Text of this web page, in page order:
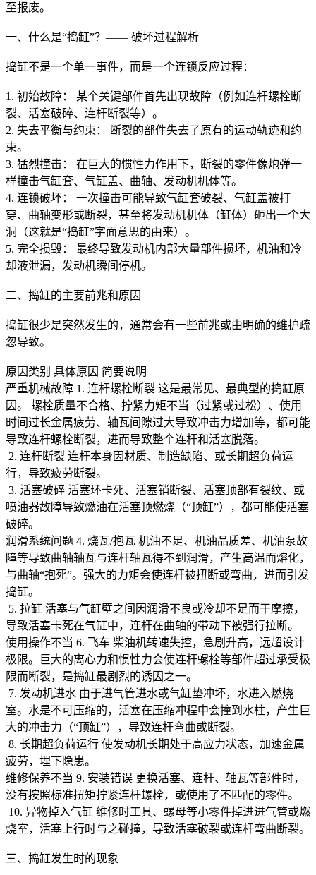
至报废。
一、什么是“捣缸”？—— 破坏过程解析
捣缸不是一个单一事件，而是一个连锁反应过程：
1. 初始故障： 某个关键部件首先出现故障（例如连杆螺栓断
裂、活塞破碎、连杆断裂等）。
2. 失去平衡与约束： 断裂的部件失去了原有的运动轨迹和约
束。
3. 猛烈撞击： 在巨大的惯性力作用下，断裂的零件像炮弹一
样撞击气缸套、气缸盖、曲轴、发动机机体等。
4. 连锁破坏： 一次撞击可能导致气缸套破裂、气缸盖被打
穿、曲轴变形或断裂，甚至将发动机机体（缸体）砸出一个大
洞（这就是“捣缸”字面意思的由来）。
5. 完全损毁： 最终导致发动机内部大量部件损坏，机油和冷
却液泄漏，发动机瞬间停机。
二、捣缸的主要前兆和原因
捣缸很少是突然发生的，通常会有一些前兆或由明确的维护疏
忽导致。
原因类别 具体原因 简要说明
严重机械故障 1. 连杆螺栓断裂 这是最常见、最典型的捣缸原
因。 螺栓质量不合格、拧紧力矩不当（过紧或过松）、使用
时间过长金属疲劳、轴瓦间隙过大导致冲击力增加等，都可能
导致连杆螺栓断裂，进而导致整个连杆和活塞脱落。
2. 连杆断裂 连杆本身因材质、制造缺陷、或长期超负荷运
行，导致疲劳断裂。
3. 活塞破碎 活塞环卡死、活塞销断裂、活塞顶部有裂纹、或
喷油器故障导致燃油在活塞顶燃烧（“顶缸”），都可能使活塞
破碎。
润滑系统问题 4. 烧瓦/抱瓦 机油不足、机油品质差、机油泵故
障等导致曲轴轴瓦与连杆轴瓦得不到润滑，产生高温而熔化，
与曲轴“抱死”。强大的力矩会使连杆被扭断或弯曲，进而引发
捣缸。
5. 拉缸 活塞与气缸壁之间因润滑不良或冷却不足而干摩擦，
导致活塞卡死在气缸中，连杆在曲轴的带动下被强行拉断。
使用操作不当 6. 飞车 柴油机转速失控，急剧升高，远超设计
极限。巨大的离心力和惯性力会使连杆螺栓等部件超过承受极
限而断裂，是捣缸最剧烈的诱因之一。
7. 发动机进水 由于进气管进水或气缸垫冲坏，水进入燃烧
室。水是不可压缩的，活塞在压缩冲程中会撞到水柱，产生巨
大的冲击力（“顶缸”），导致连杆弯曲或断裂。
8. 长期超负荷运行 使发动机长期处于高应力状态，加速金属
疲劳，埋下隐患。
维修保养不当 9. 安装错误 更换活塞、连杆、轴瓦等部件时，
没有按照标准扭矩拧紧连杆螺栓，或使用了不匹配的零件。
10. 异物掉入气缸 维修时工具、螺母等小零件掉进进气管或燃
烧室，活塞上行时与之碰撞，导致活塞破裂或连杆弯曲断裂。
三、捣缸发生时的现象